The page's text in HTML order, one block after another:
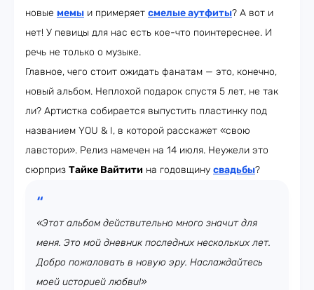
новые мемы и примеряет смелые аутфиты? А вот и
нет! У певицы для нас есть кое-что поинтереснее. И
речь не только о музыке.
Главное, чего стоит ожидать фанатам — это, конечно,
новый альбом. Неплохой подарок спустя 5 лет, не так
ли? Артистка собирается выпустить пластинку под
названием YOU & I, в которой расскажет «свою
лавстори». Релиз намечен на 14 июля. Неужели это
сюрприз Тайке Вайтити на годовщину свадьбы?
«Этот альбом действительно много значит для
меня. Это мой дневник последних нескольких лет.
Добро пожаловать в новую эру. Наслаждайтесь
моей историей любви!»